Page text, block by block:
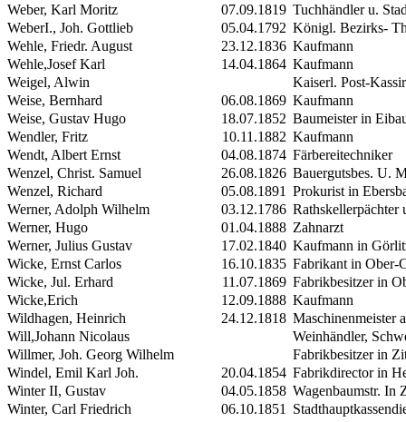
Weber, Karl Moritz
07.09.1819 Tuchhändler u.
WeberI., Joh. Gottlieb 05.04.1792 Königl. Bezirks-
Wehle, Friedr. August
23.12.1836 Kaufmann
Wehle,Josef Karl
14.04.1864 Kaufmann
Weigel, Alwin
Kaiserl. Post-
Weise, Bernhard
06.08.1869 Kaufmann
Weise, Gustav Hugo
18.07.1852 Baumeister in
Wendler, Fritz
10.11.1882 Kaufmann
Wendt, Albert Ernst
04.08.1874 Färbereitechniker
Wenzel, Christ. Samuel
26.08.1826 Bauergutsbes. U.
Wenzel, Richard
05.08.1891 Prokurist in
Werner, Adolph Wilhelm
03.12.1786 Rathskellerpächter
Werner, Hugo
01.04.1888 Zahnarzt
Werner, Julius Gustav
17.02.1840 Kaufmann in
Wicke, Ernst Carlos
16.10.1835 Fabrikant in Ober-
Wicke, Jul. Erhard
11.07.1869 Fabrikbesitzer in
Wicke,Erich
12.09.1888 Kaufmann
Wildhagen, Heinrich
24.12.1818 Maschinenmeister
Will,Johann Nicolaus
Weinhändler,
Willmer, Joh. Georg Wilhelm
Fabrikbesitzer in
Windel, Emil Karl Joh.
20.04.1854 Fabrikdirector in
WinterII, Gustav 04.05.1858 Wagenbaumstr. In
Winter, Carl Friedrich
06.10.1851